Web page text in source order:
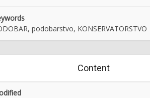
podobarstvo, KONSERVATORSTVO
Content